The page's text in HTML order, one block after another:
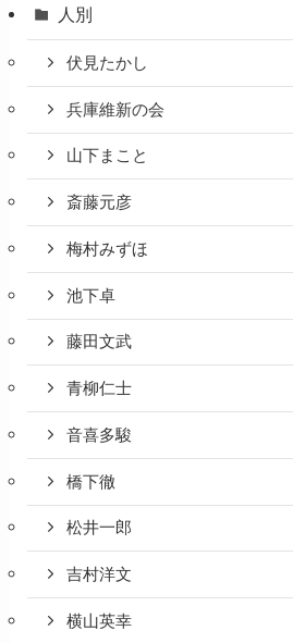
人別
伏見たかし
兵庫維新の会
山下まこと
斎藤元彦
梅村みずほ
池下卓
藤田文武
青柳仁士
音喜多駿
橋下徹
松井一郎
吉村洋文
横山英幸